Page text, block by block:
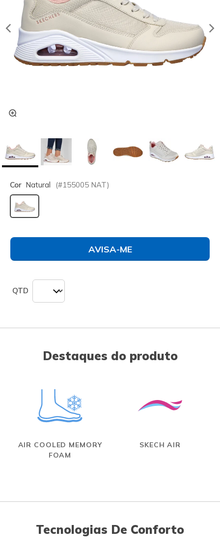
Cor Natural (#155005 NAT)
selecionado
AVISA-ME
QTD
Destaques do produto
AIR COOLED MEMORY
FOAM
SKECH AIR
Tecnologias De Conforto